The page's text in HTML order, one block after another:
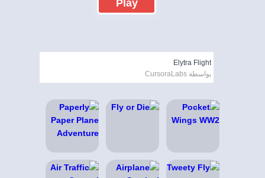
Play
Elytra Flight
بواسطة CursoraLabs